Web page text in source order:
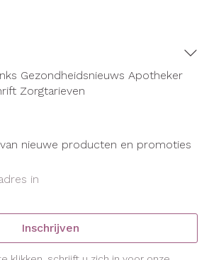
Gezondheidsnieuws Apotheker
Zorgtarieven
nieuwe producten en promoties
Inschrijven